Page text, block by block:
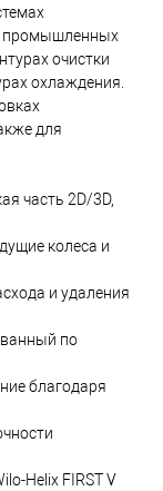
промышленных
очистки
охлаждения.
для
часть 2D/3D,
колеса и
и удаления
по
благодаря
Helix FIRST V